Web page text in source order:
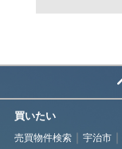
買いたい
売買物件検索 宇治市